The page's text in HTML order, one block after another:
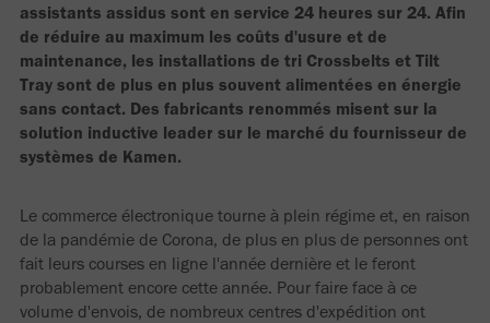
assistants assidus sont en service 24 heures sur 24. Afin
de réduire au maximum les coûts d'usure et de
maintenance, les installations de tri Crossbelts et Tilt
Tray sont de plus en plus souvent alimentées en énergie
sans contact. Des fabricants renommés misent sur la
solution inductive leader sur le marché du fournisseur de
systèmes de Kamen.
Le commerce électronique tourne à plein régime et, en raison
de la pandémie de Corona, de plus en plus de personnes ont
fait leurs courses en ligne l'année dernière et le feront
probablement encore cette année. Pour faire face à ce
volume d'envois, de nombreux centres d'expédition ont